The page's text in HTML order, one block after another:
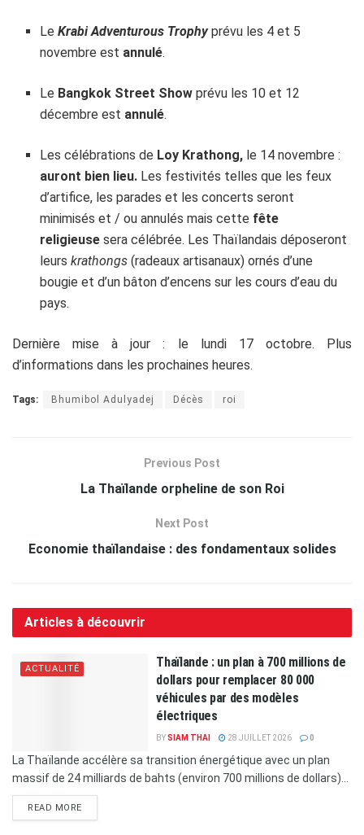
LeKrabi Adventurous Trophy prévu les 4 et 5
novembre est annulé.
Le Bangkok Street Show prévu les 10 et 12
décembre est annulé.
Les célébrations de Loy Krathong, le 14 novembre :
auront bien lieu. Les festivités telles que les feux
d’artifice, les parades et les concerts seront
minimisés et / ou annulés mais cette fête
religieuse sera célébrée. Les Thaïlandais déposeront
leurs krathongs (radeaux artisanaux) ornés d’une
bougie et d’un bâton d’encens sur les cours d’eau du
pays.
Dernière mise à jour : le lundi 17 octobre. Plus
d’informations dans les prochaines heures.
Tags: Bhumibol Adulyadej Décès roi
Previous Post
La Thaïlande orpheline de son Roi
Next Post
Economie thaïlandaise : des fondamentaux solides
Articles à découvrir
ACTUALITÉ
Thaïlande : un plan à 700 millions de
dollars pour remplacer 80 000
véhicules par des modèles
électriques
BYSIAM THAI 28 JUILLET 2026 0
La Thaïlande accélère sa transition énergétique avec un plan
massif de 24 milliards de bahts (environ 700 millions de dollars)...
READ MORE